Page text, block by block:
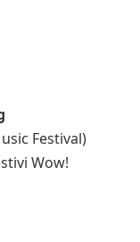
Festival)
Wow!